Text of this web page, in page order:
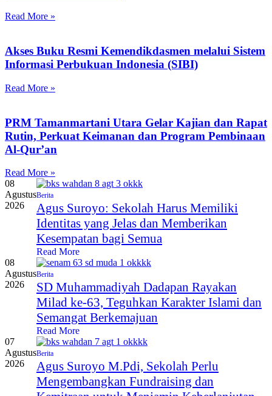
Read More »
Akses Buku Resmi Kemendikdasmen melalui Sistem
Informasi Perbukuan Indonesia (SIBI)
Read More »
PRM Tamanmartani Utara Gelar Kajian dan Rapat
Rutin, Perkuat Keimanan dan Program Pembinaan
Al-Qur’an
Read More »
08
Agustus
2026
Berita
Agus Suroyo: Sekolah Harus Memiliki
Identitas yang Jelas dan Memberikan
Kesempatan bagi Semua
Read More
08
Agustus
2026
Berita
SD Muhammadiyah Dadapan Rayakan
Milad ke-63, Teguhkan Karakter Islami dan
Semangat Berkemajuan
Read More
07
Agustus
2026
Berita
Agus Suroyo M.Pdi, Sekolah Perlu
Mengembangkan Fundraising dan